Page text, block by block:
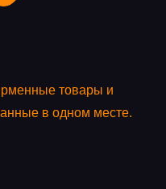
товары и
в одном месте.